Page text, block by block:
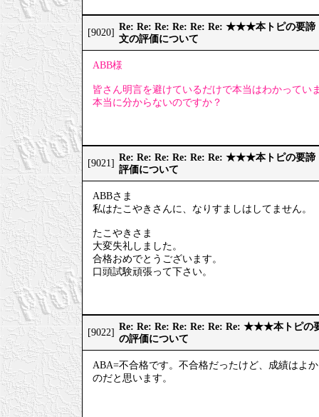
[9020]
Re: Re: Re: Re: Re: Re: ★★★本トピの要諦
文の評価について
ABB様
皆さん明言を避けているだけで本当はわかってい
本当に分からないのですか？
[9021]
Re: Re: Re: Re: Re: Re: ★★★本トピの要諦
評価について
ABBさま
私はたこやきさんに、なりすましはしてません。
たこやきさま
大変失礼しました。
合格おめでとうございます。
口頭試験頑張って下さい。
[9022]
Re: Re: Re: Re: Re: Re: Re: ★★★本トピの
の評価について
ABA=不合格です。不合格だったけど、成績はよ
のだと思います。